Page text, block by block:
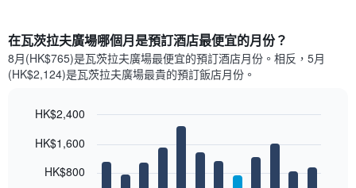
在瓦茨拉夫廣場哪個月是預訂酒店最便宜的月份？
8月(HK$765)是瓦茨拉夫廣場​最便宜的預訂酒店月份。​相反，5月
(HK$2,124)是瓦茨拉夫廣場最貴的預訂飯店月份。
chart
graphic.
HK$800
HK$1,600
HK$2,400